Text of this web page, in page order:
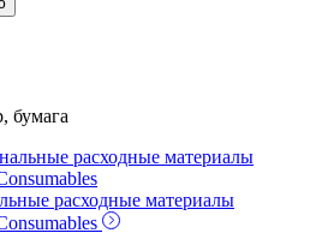
бумага
расходные материалы